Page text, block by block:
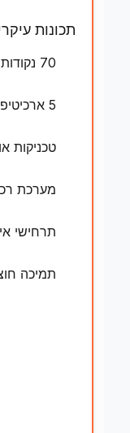
תכונות
70 נקודות חיוניות אנטומיות
5 ארכיטיפים ייחודיים של לוחמים
טכניקות
מערכת
תרחישי
תמיכה